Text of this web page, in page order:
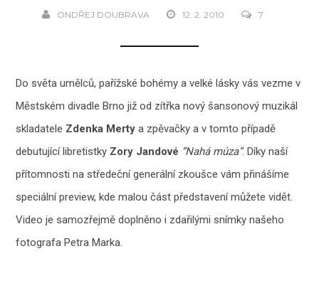
ONDŘEJ DOUBRAVA 12. 2. 2010 7
Do světa umělců, pařížské bohémy a velké lásky vás vezme v
Městském divadle Brno již od zítřka nový šansonový muzikál
skladatele Zdenka Merty a zpěvačky a v tomto případě
debutující libretistky Zory Jandové “Nahá múza”. Díky naší
přítomnosti na středeční generální zkoušce vám přinášíme
speciální preview, kde malou část představení můžete vidět.
Video je samozřejmě doplněno i zdařilými snímky našeho
fotografa Petra Marka.